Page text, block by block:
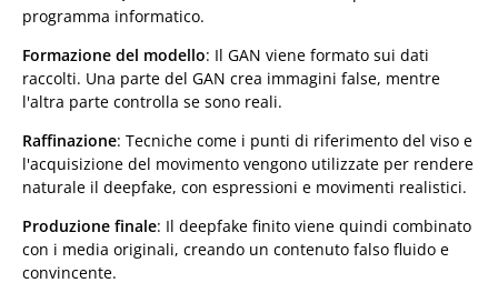
programma informatico.
Formazione del modello: Il GAN viene formato sui dati
raccolti. Una parte del GAN crea immagini false, mentre
l'altra parte controlla se sono reali.
Raffinazione: Tecniche come i punti di riferimento del viso e
l'acquisizione del movimento vengono utilizzate per rendere
naturale il deepfake, con espressioni e movimenti realistici.
Produzione finale: Il deepfake finito viene quindi combinato
con i media originali, creando un contenuto falso fluido e
convincente.